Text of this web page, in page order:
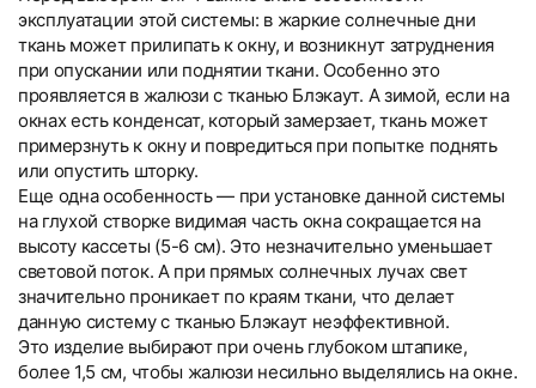
эксплуатации этой системы: в жаркие солнечные дни
ткань может прилипать к окну, и возникнут затруднения
при опускании или поднятии ткани. Особенно это
проявляется в жалюзи с тканью Блэкаут. А зимой, если на
окнах есть конденсат, который замерзает, ткань может
примерзнуть к окну и повредиться при попытке поднять
или опустить шторку.
Еще одна особенность — при установке данной системы
на глухой створке видимая часть окна сокращается на
высоту кассеты (5-6 см). Это незначительно уменьшает
световой поток. А при прямых солнечных лучах свет
значительно проникает по краям ткани, что делает
данную систему с тканью Блэкаут неэффективной.
Это изделие выбирают при очень глубоком штапике,
более 1,5 см, чтобы жалюзи несильно выделялись на окне.